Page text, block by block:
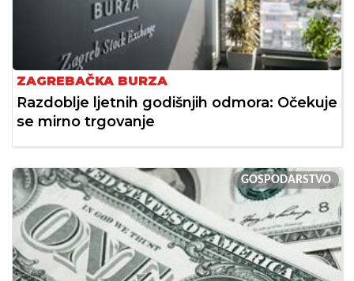
ZAGREBAČKA BURZA
Razdoblje ljetnih godišnjih odmora: Očekuje
se mirno trgovanje
GOSPODARSTVO